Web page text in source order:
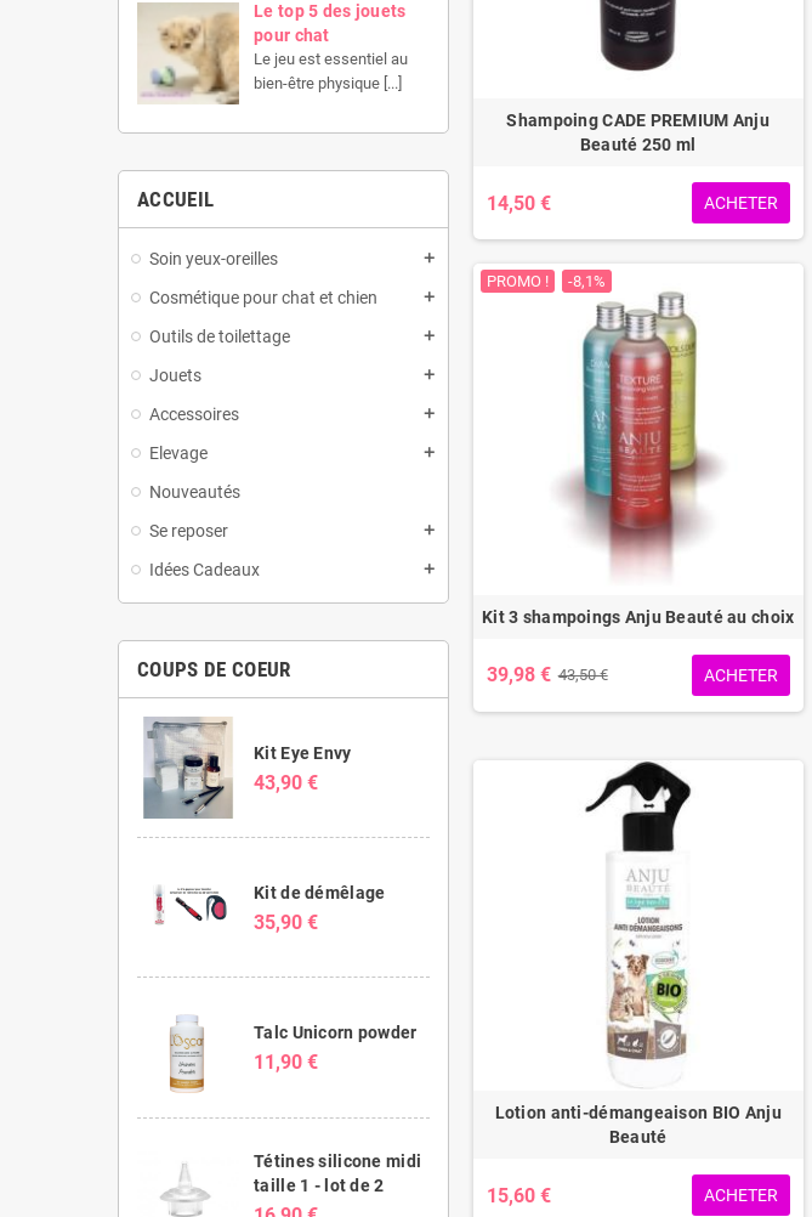
Le top 5 des jouets
pour chat
Le jeu est essentiel au
bien-être physique [...]
ACCUEIL
Soin yeux-oreilles add
Cosmétique pour chat et chien add
Outils de toilettage add
Jouets add
Accessoires add
Elevage add
Nouveautés
Se reposer
add
Idées Cadeaux add
COUPS DE COEUR
Kit Eye Envy
43,90 €
Kit de démêlage
35,90 €
Talc Unicorn powder
11,90 €
Tétines silicone midi
taille 1 - lot de 2
Shampoing CADE PREMIUM Anju
Beauté 250 ml
14,50 € ACHETER
PROMO ! -8,1%
Kit 3 shampoings Anju Beauté au choix
39,98 € 43,50 € ACHETER
Lotion anti-démangeaison BIO Anju
Beauté
15,60 € ACHETER